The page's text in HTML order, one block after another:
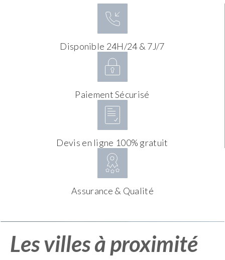
Disponible 24H/24 & 7J/7
Paiement Sécurisé
Devis en ligne 100% gratuit
Assurance & Qualité
Les villes à proximité